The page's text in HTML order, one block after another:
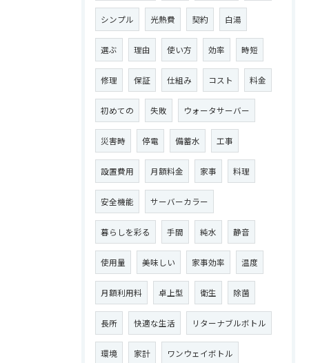
シンプル 光熱費 契約 白湯
選ぶ 理由 使い方 効率 時短
修理 保証 仕組み コスト 料金
初めての 失敗 ウォータサーバー
災害時 停電 備蓄水 工事
設置費用 月額料金 家事 料理
安全機能 サーバーカラー
暮らしを彩る 手間 純水 静音
使用量 美味しい 家事効率 温度
月額利用料 卓上型 衛生 除菌
長所 快適な生活 リターナブルボトル
環境 家計 ワンウェイボトル